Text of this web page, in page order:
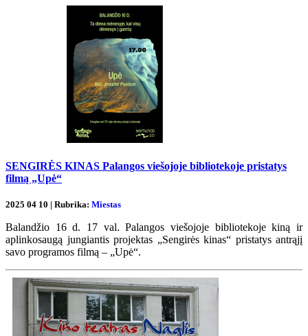
SENGIRĖS KINAS Palangos viešojoje bibliotekoje pristatys
filmą „Upė“
2025 04 10 | Rubrika: Miestas
Balandžio 16 d. 17 val. Palangos viešojoje bibliotekoje kiną ir
aplinkosaugą jungiantis projektas „Sengirės kinas“ pristatys antrąjį
savo programos filmą – „Upė“.